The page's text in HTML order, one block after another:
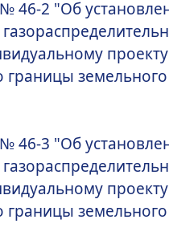
46-2 "Об
земельного
46-3 "Об
земельного